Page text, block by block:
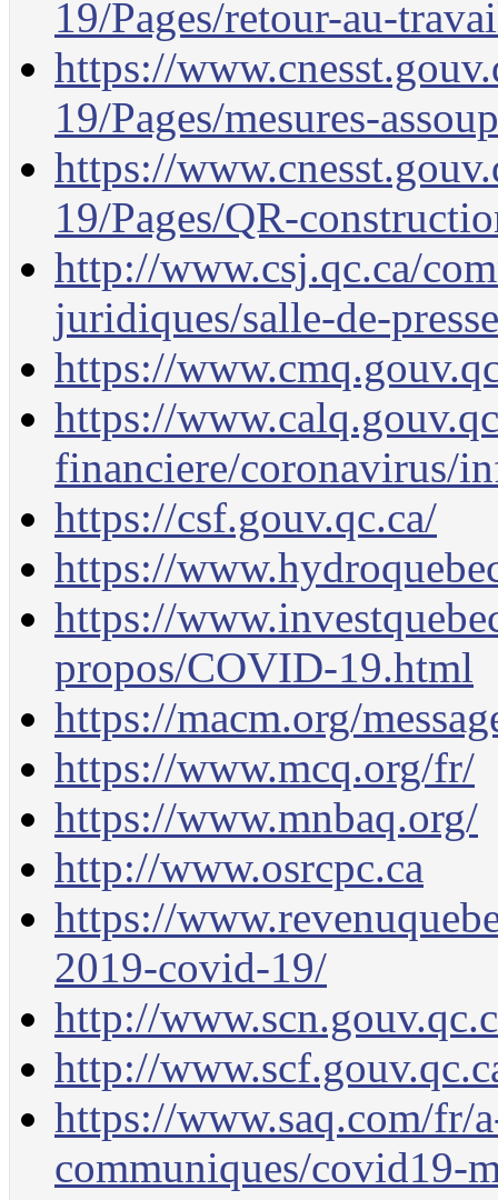
19/Pages/retour-au-
https://
19/Pages/mesures-
https://
19/Pages/QR-
http://www.csj.qc.ca/
juridiques/salle-de-
https://
https://
financiere/coronavirus/
https://csf.gouv.qc.ca/
https://
https://
propos/COVID-19.html
https://macm.org/
https://www.mcq.org/fr/
https://www.mnbaq.org/
http://www.osrcpc.ca
https://
2019-covid-19/
http://
http://
https://www.saq.com/fr/
communiques/covid19-